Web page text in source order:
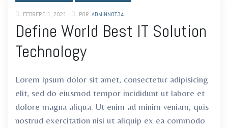
FEBRERO 1, 2021 POR ADMINNOT34
Define World Best IT Solution
Technology
Lorem ipsum dolor sit amet, consectetur adipisicing
elit, sed do eiusmod tempor incididunt ut labore et
dolore magna aliqua. Ut enim ad minim veniam, quis
nostrud exercitation nisi ut aliquip ex ea commodo